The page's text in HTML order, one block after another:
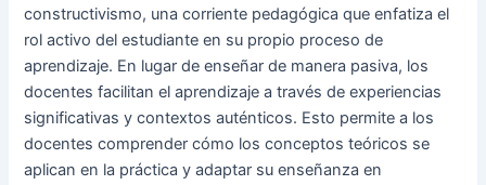
constructivismo, una corriente pedagógica que enfatiza el
rol activo del estudiante en su propio proceso de
aprendizaje. En lugar de enseñar de manera pasiva, los
docentes facilitan el aprendizaje a través de experiencias
significativas y contextos auténticos. Esto permite a los
docentes comprender cómo los conceptos teóricos se
aplican en la práctica y adaptar su enseñanza en